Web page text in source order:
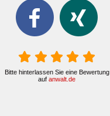
Bitte hinterlassen Sie eine Bewertung
auf anwalt.de